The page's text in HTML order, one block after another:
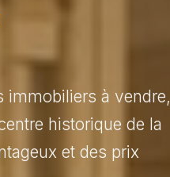
immobiliers à vendre,
historique de la
et des prix